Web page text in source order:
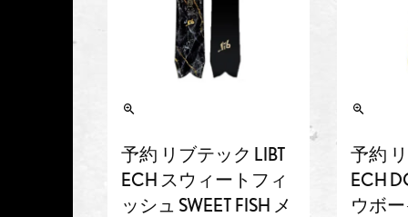
予約 リブテック LIBT
ECH スウィートフィ
ッシュ SWEET FISH メ
予約
ECH
ウボ